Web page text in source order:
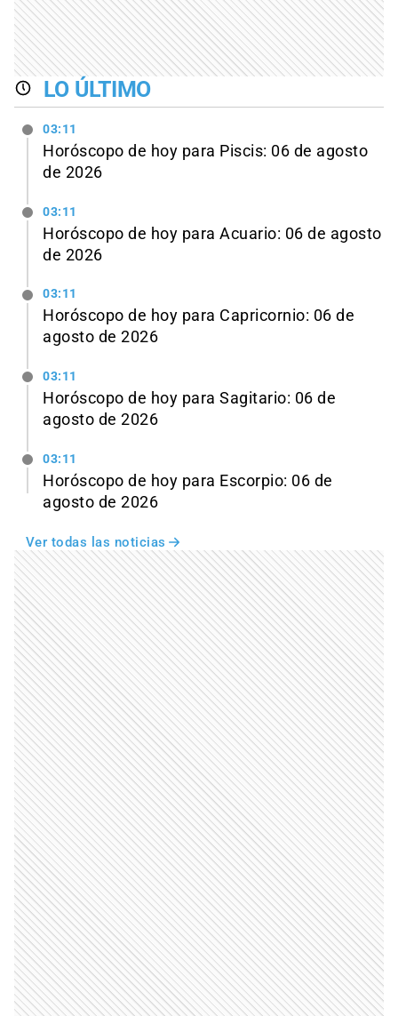
LO ÚLTIMO
03:11
Horóscopo de hoy para Piscis: 06 de agosto
de 2026
03:11
Horóscopo de hoy para Acuario: 06 de agosto
de 2026
03:11
Horóscopo de hoy para Capricornio: 06 de
agosto de 2026
03:11
Horóscopo de hoy para Sagitario: 06 de
agosto de 2026
03:11
Horóscopo de hoy para Escorpio: 06 de
agosto de 2026
Ver todas las noticias